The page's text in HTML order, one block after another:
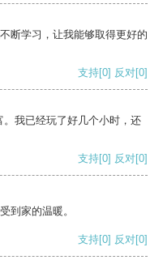
断学习，让我能够取得更好的
支持[0] 反对[0]
我已经玩了好几个小时，还
支持[0] 反对[0]
到家的温暖。
支持[0] 反对[0]